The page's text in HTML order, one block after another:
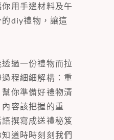
用手邊材料及午
diy禮物，讓這
過一份禮物而拉
程細細解構：重
你準備好禮物清
容該把握的重
撰寫成送禮秘笈
道時時刻刻我們